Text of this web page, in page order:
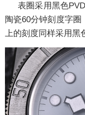
表圈采用黑色PVD
陶瓷60分钟刻度字
上的刻度同样采用黑